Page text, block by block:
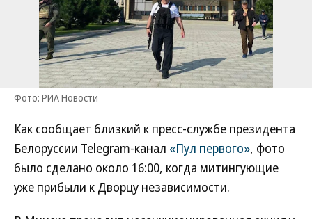
Фото: РИА Новости
Как сообщает близкий к пресс-службе президента
Белоруссии Telegram-канал «Пул первого», фото
было сделано около 16:00, когда митингующие
уже прибыли к Дворцу независимости.